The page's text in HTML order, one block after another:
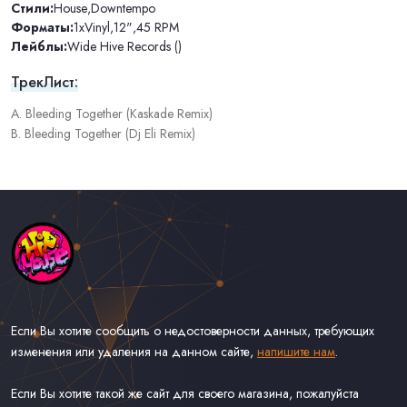
Стили:House,Downtempo
Форматы:1xVinyl,12",45 RPM
Лейблы:Wide Hive Records ()
ТрекЛист:
A. Bleeding Together (Kaskade Remix)
B. Bleeding Together (Dj Eli Remix)
Если Вы хотите сообщить о недостоверности данных, требующих
изменения или удаления на данном сайте, напишите нам.
Если Вы хотите такой же сайт для своего магазина, пожалуйста